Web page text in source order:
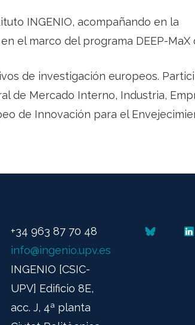
INGENIO, acompañando en la
el marco del programa DEEP-MaX
de investigación europeos.
de Mercado Interno, Industria,
de Innovación para el
+34 963 87 70 48
info@ingenio.upv.es
INGENIO [CSIC-
UPV] Edificio 8E,
acc. J, 4ª planta